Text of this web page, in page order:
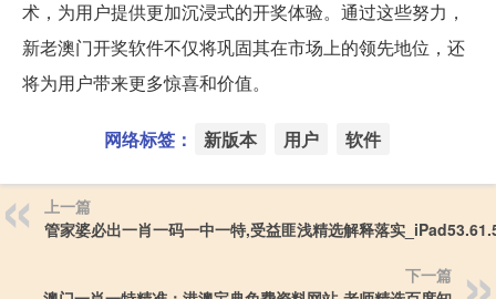
术，为用户提供更加沉浸式的开奖体验。通过这些努力，
新老澳门开奖软件不仅将巩固其在市场上的领先地位，还
将为用户带来更多惊喜和价值。
网络标签： 新版本 用户 软件
上一篇
管家婆必出一肖一码一中一特,受益匪浅精选解释落实
下一篇